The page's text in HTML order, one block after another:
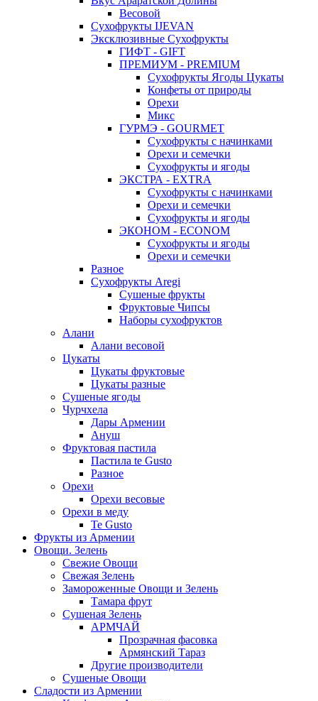
Весовой
Сухофрукты IJEVAN
Эксклюзивные Сухофрукты
ГИФТ - GIFT
ПРЕМИУМ - PREMIUM
Сухофрукты Ягоды Цукаты
Конфеты от природы
Орехи
Микс
ГУРМЭ - GOURMET
Сухофрукты с начинками
Орехи и семечки
Сухофрукты и ягоды
ЭКСТРА - EXTRA
Сухофрукты с начинками
Орехи и семечки
Сухофрукты и ягоды
ЭКОНОМ - ECONOM
Сухофрукты и ягоды
Орехи и семечки
Разное
Сухофрукты Aregi
Сушеные фрукты
Фруктовые Чипсы
Наборы сухофруктов
Алани
Алани весовой
Цукаты
Цукаты фруктовые
Цукаты разные
Сушеные ягоды
Чурчхела
Дары Армении
Ануш
Фруктовая пастила
Пастила te Gusto
Разное
Орехи
Орехи весовые
Орехи в меду
Te Gusto
Фрукты из Армении
Овощи. Зелень
Свежие Овощи
Свежая Зелень
Замороженные Овощи и Зелень
Тамара фрут
Сушеная Зелень
АРМЧАЙ
Прозрачная фасовка
Армянский Тараз
Другие производители
Сушеные Овощи
Сладости из Армении